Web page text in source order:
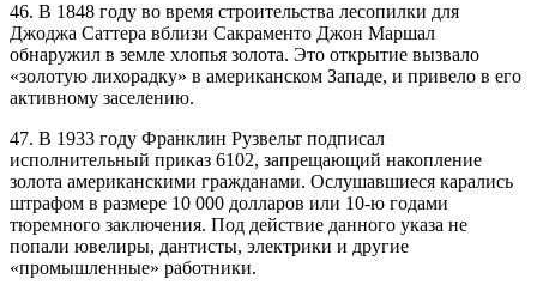
46. В 1848 году во время строительства лесопилки для
Джоджа Саттера вблизи Сакраменто Джон Маршал
обнаружил в земле хлопья золота. Это открытие вызвало
«золотую лихорадку» в американском Западе, и привело в его
активному заселению.
47. В 1933 году Франклин Рузвельт подписал
исполнительный приказ 6102, запрещающий накопление
золота американскими гражданами. Ослушавшиеся карались
штрафом в размере 10 000 долларов или 10-ю годами
тюремного заключения. Под действие данного указа не
попали ювелиры, дантисты, электрики и другие
«промышленные» работники.